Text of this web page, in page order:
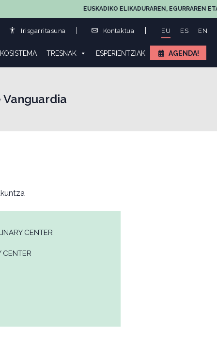
EUSKADIKO ELIKADURAREN, EGURRAREN ETA
Irisgarritasuna Kontaktua EU ES EN
TRESNAK ESPERIENTZIAK AGENDA!
CENTER
CENTER